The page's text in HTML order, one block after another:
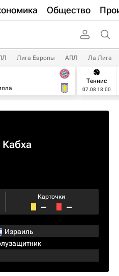
Общество
Лига Европы АПЛ Ла Лига
Теннис
07.08 18:00
Карточки
– –
Израиль